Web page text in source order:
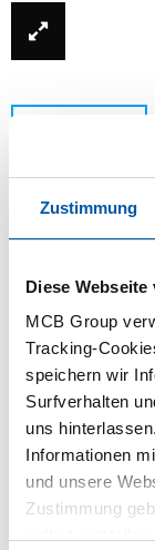
Zustimmung
Diese
MCB Group
Tracking-
speichern wir
Surfverhalten
uns
Informationen
und unsere
Zustimmung
Dieses
Bitte wenden
Bestellen
Kalkulieren
Verfolgen